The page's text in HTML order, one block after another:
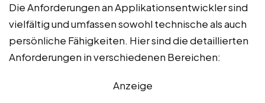
Die Anforderungen an Applikationsentwickler sind
vielfältig und umfassen sowohl technische als auch
persönliche Fähigkeiten. Hier sind die detaillierten
Anforderungen in verschiedenen Bereichen:
Anzeige